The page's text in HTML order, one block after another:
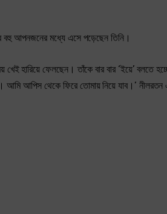
বহু আপনজনের মধ্যে এসে পড়েছেন তিনি।
খেই হারিয়ে ফেলছেন। তাঁকে বার বার ‘ইয়ে’ বলতে
আপিস থেকে ফিরে তোমায় নিয়ে যাব।’ নীলরতন